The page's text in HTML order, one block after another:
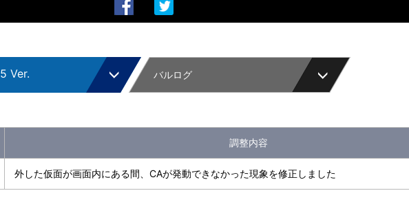
Ver. バルログ
調整内容
外した仮面が画面内にある間、CAが発動できなかった現象を修正しました